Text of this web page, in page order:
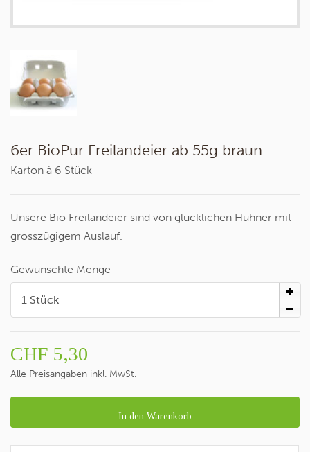
6er BioPur Freilandeier ab 55g braun
Karton à 6 Stück
Unsere Bio Freilandeier sind von glücklichen Hühner mit
grosszügigem Auslauf.
Gewünschte Menge
CHF 5,30
Alle Preisangaben inkl. MwSt.
In den Warenkorb